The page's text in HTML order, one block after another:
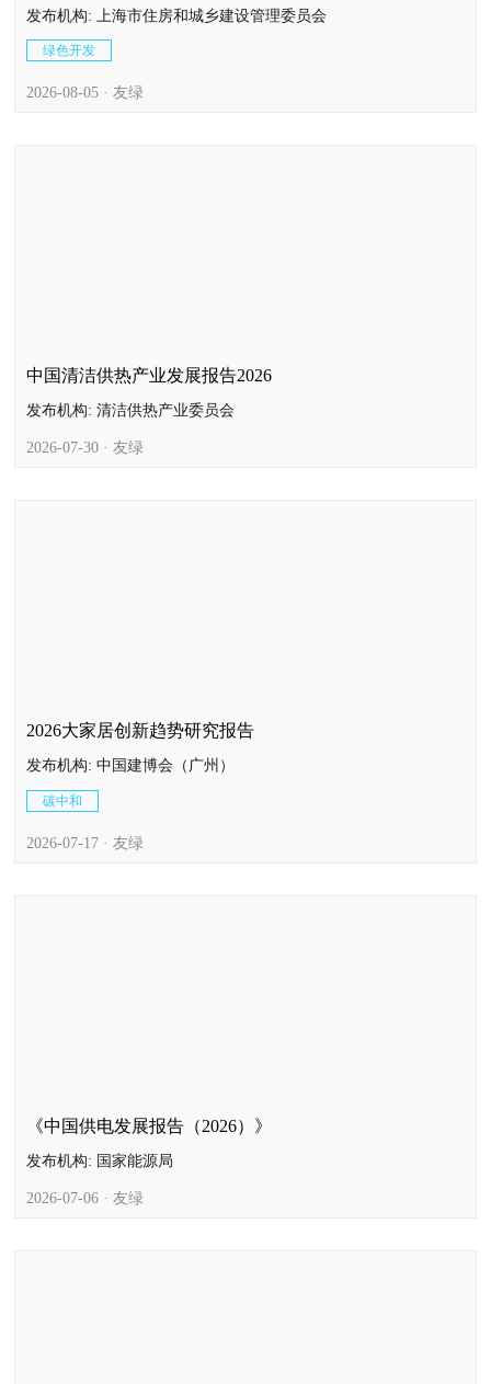
发布机构: 上海市住房和城乡建设管理委员会
绿色开发
2026-08-05 · 友绿
中国清洁供热产业发展报告2026
发布机构: 清洁供热产业委员会
2026-07-30 · 友绿
2026大家居创新趋势研究报告
发布机构: 中国建博会（广州）
碳中和
2026-07-17 · 友绿
《中国供电发展报告（2026）》
发布机构: 国家能源局
2026-07-06 · 友绿